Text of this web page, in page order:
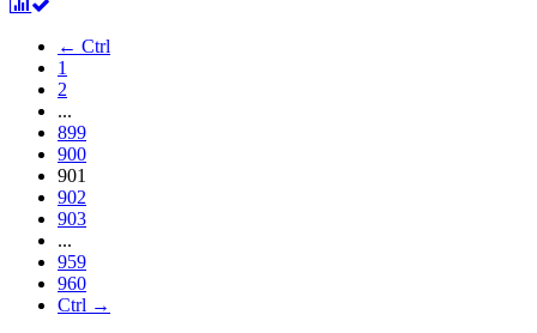
← Ctrl
1
2
...
899
900
901
902
903
...
959
960
Ctrl →